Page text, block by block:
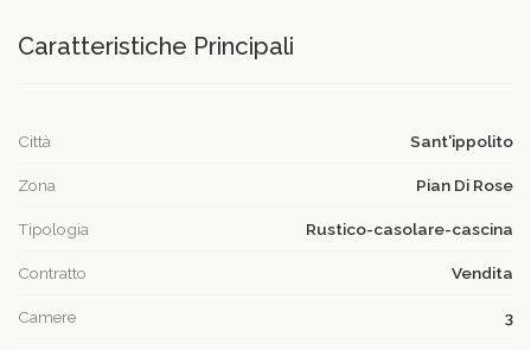
Caratteristiche Principali
Città Sant'ippolito
Zona Pian Di Rose
Tipologia Rustico-casolare-cascina
Contratto Vendita
Camere 3